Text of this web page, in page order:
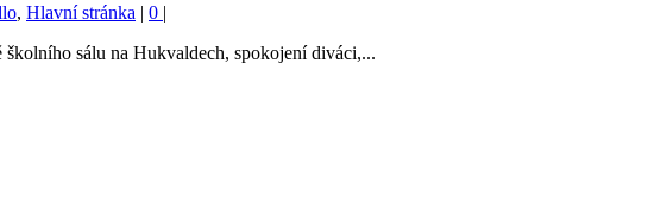
, Hlavní stránka | 0 |
školního sálu na Hukvaldech, spokojení diváci,...